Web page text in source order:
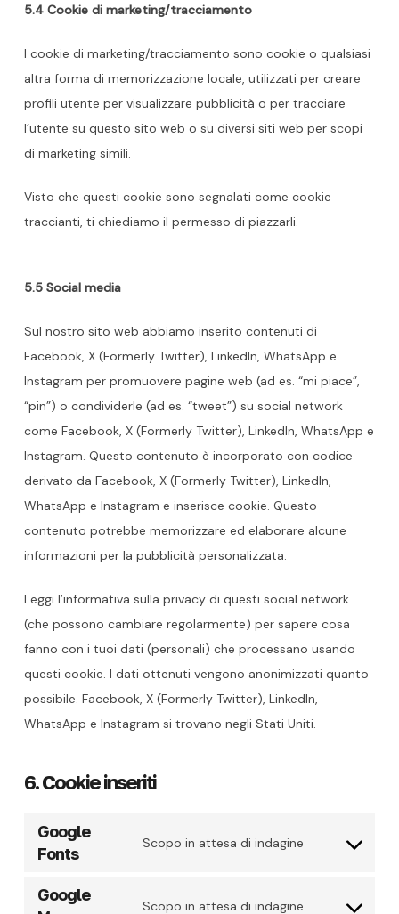
5.4 Cookie di marketing/tracciamento
I cookie di marketing/tracciamento sono cookie o qualsiasi
altra forma di memorizzazione locale, utilizzati per creare
profili utente per visualizzare pubblicità o per tracciare
l’utente su questo sito web o su diversi siti web per scopi
di marketing simili.
Visto che questi cookie sono segnalati come cookie
traccianti, ti chiediamo il permesso di piazzarli.
5.5 Social media
Sul nostro sito web abbiamo inserito contenuti di
Facebook, X (Formerly Twitter), LinkedIn, WhatsApp e
Instagram per promuovere pagine web (ad es. “mi piace”,
“pin”) o condividerle (ad es. “tweet”) su social network
come Facebook, X (Formerly Twitter), LinkedIn, WhatsApp e
Instagram. Questo contenuto è incorporato con codice
derivato da Facebook, X (Formerly Twitter), LinkedIn,
WhatsApp e Instagram e inserisce cookie. Questo
contenuto potrebbe memorizzare ed elaborare alcune
informazioni per la pubblicità personalizzata.
Leggi l’informativa sulla privacy di questi social network
(che possono cambiare regolarmente) per sapere cosa
fanno con i tuoi dati (personali) che processano usando
questi cookie. I dati ottenuti vengono anonimizzati quanto
possibile. Facebook, X (Formerly Twitter), LinkedIn,
WhatsApp e Instagram si trovano negli Stati Uniti.
6. Cookie inseriti
Google
Fonts
Scopo in attesa di indagine
google-
Google
Scopo in attesa di indagine